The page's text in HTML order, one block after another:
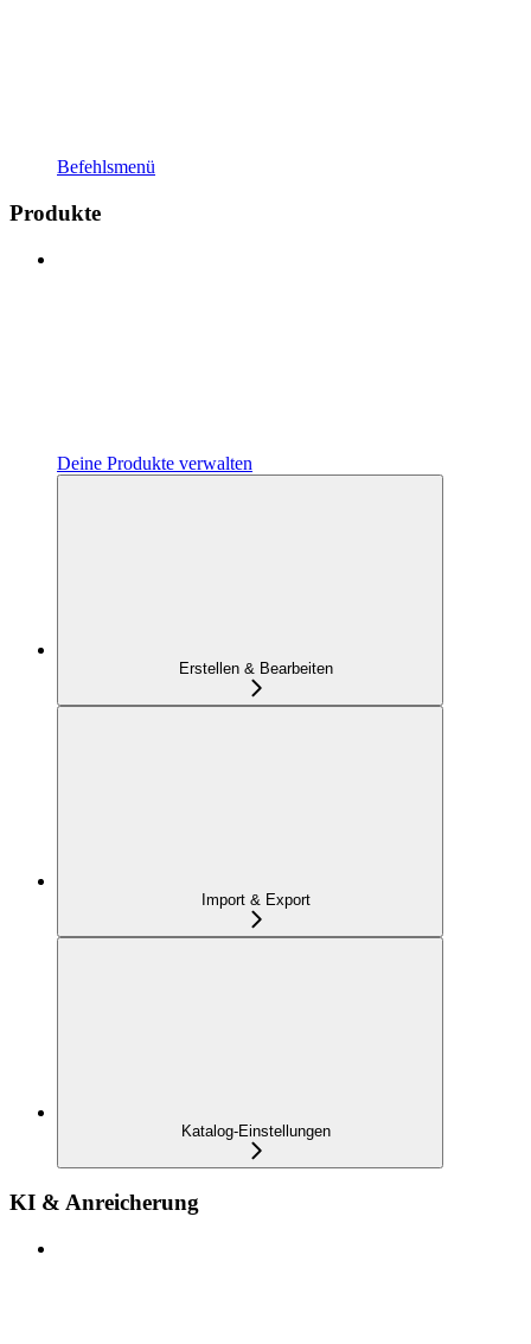
Befehlsmenü
Produkte
Deine Produkte verwalten
Erstellen & Bearbeiten
Import & Export
Katalog-Einstellungen
KI & Anreicherung